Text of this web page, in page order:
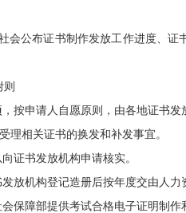
公布证书制作发放工作进度、证
则
按申请人自愿原则，由各地证书
理相关证书的换发和补发事宜。
证书发放机构申请核实。
机构登记造册后按年度交由人力
障部提供考试合格电子证明制作